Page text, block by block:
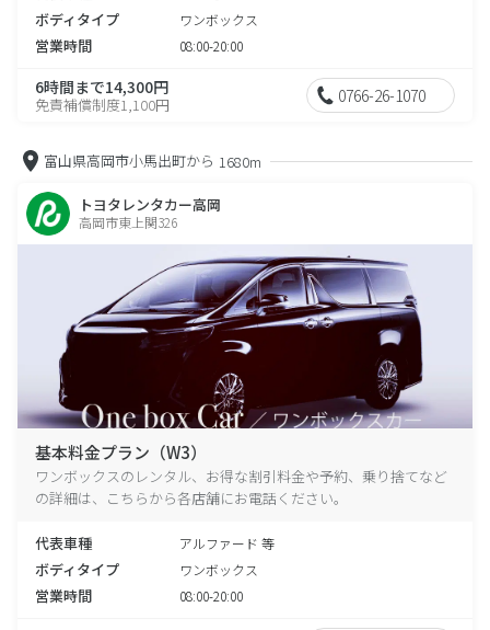
ボディタイプ ワンボックス
営業時間 08:00-20:00
6時間まで14,300円
免責補償制度1,100円 0766-26-1070
富山県高岡市小馬出町から 1680m
トヨタレンタカー高岡
高岡市東上関326
基本料金プラン（W3）
ワンボックスのレンタル、お得な割引料金や予約、乗り捨てなど
の詳細は、こちらから各店舗にお電話ください。
代表車種 アルファード 等
ボディタイプ ワンボックス
営業時間 08:00-20:00